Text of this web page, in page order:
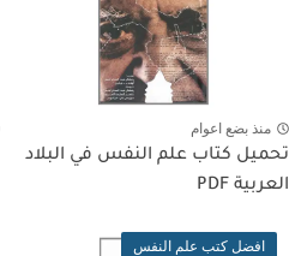
منذ بضع اعوام
تحميل كتاب علم النفس في البلاد
العربية PDF
افضل كتب علم النفس